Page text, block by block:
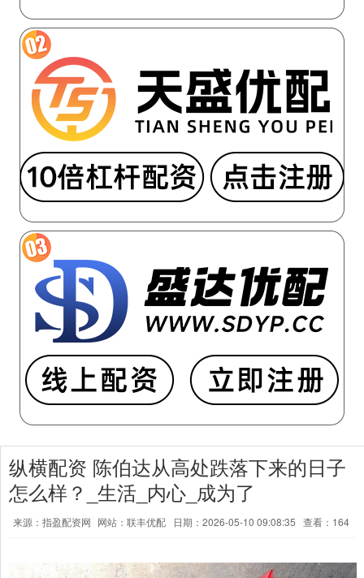
纵横配资 陈伯达从高处跌落下来的日子
怎么样？_生活_内心_成为了
来源：指盈配资网 网站：联丰优配 日期：2026-05-10 09:08:35 查看：164